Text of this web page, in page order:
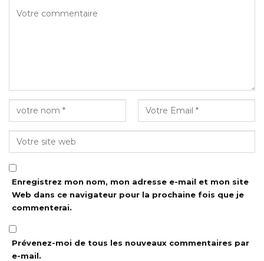
Enregistrez mon nom, mon adresse e-mail et mon site
Web dans ce navigateur pour la prochaine fois que je
commenterai.
Prévenez-moi de tous les nouveaux commentaires par
e-mail.